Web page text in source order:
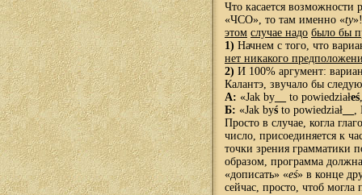
Что касается возможности
«ЧСО», то там именно «ty
этом случае надо было бы
1) Начнем с того, что
нет никакого
2) И 100% аргумент:
Калантэ, звучало бы
А: «Jak by to powiedziałeś
Б: «Jak byś to powiedział
,
Просто в случае, когла
число, присоединяется к
точки зрения грамматики
образом, программа
«дописать» «eś» в конце
сейчас, просто, чтоб